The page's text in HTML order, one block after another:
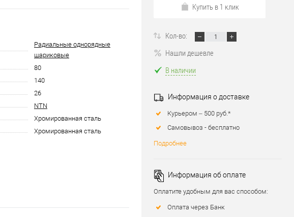
Радиальные однорядные
шариковые
80
140
26
NTN
Хромированная сталь
Хромированная сталь
Купить в 1 клик
Кол-во:
Нашли дешевле
В наличии
Информация о доставке
Курьером – 500 руб.*
Самовывоз - бесплатно
Подробнее
Информация об оплате
Оплатите удобным для вас способом:
Оплата через Банк